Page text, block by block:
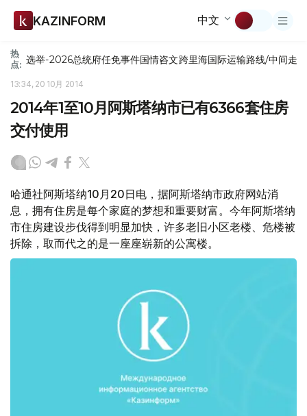
KAZINFORM 中文
热
点: 选举-2026总统府任免事件国情咨文跨里海国际运输路线/中间走廊
13:34, 20 10月 2014
2014年1至10月阿斯塔纳市已有6366套住房
交付使用
哈通社阿斯塔纳10月20日电，据阿斯塔纳市政府网站消
息，拥有住房是每个家庭的梦想和重要财富。今年阿斯塔纳
市住房建设步伐得到明显加快，许多老旧小区老楼、危楼被
拆除，取而代之的是一座座崭新的公寓楼。